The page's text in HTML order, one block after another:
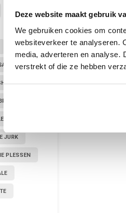
Deze website maakt gebruik
We gebruiken cookies om
websiteverkeer te analyseren.
media, adverteren en analyse.
verstrekt of die ze hebben
KLEDING
JURK
PLESSEN